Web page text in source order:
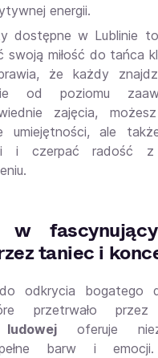
energii.
dostępne w Lublinie to
swoją miłość do tańca
że każdy
od poziomu
zajęcia,
umiejętności, ale
i czerpać radość
w
taniec i
odkrycia bogatego
przetrwało przez
oferuje
pełne barw i